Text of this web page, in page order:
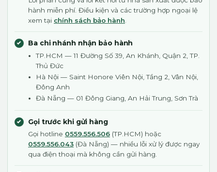
hành miễn phí. Điều kiện và các trường hợp ngoại lệ
xem tại chính sách bảo hành
Ba chi nhánh nhận bảo hành
TP.HCM — 11 Đường Số 39, An Khánh, Quận 2, TP.
Thủ Đức
Hà Nội — Saint Honore Viên Nội, Tầng 2, Vân Nội,
Đông Anh
Đà Nẵng — 01 Đông Giang, An Hải Trung, Sơn Trà
Gọi trước khi gửi hàng
Gọi hotline 0559.556.506 (TP.HCM) hoặc
0559.556.043 (Đà Nẵng) — nhiều lỗi xử lý được ngay
qua điện thoại mà không cần gửi hàng.